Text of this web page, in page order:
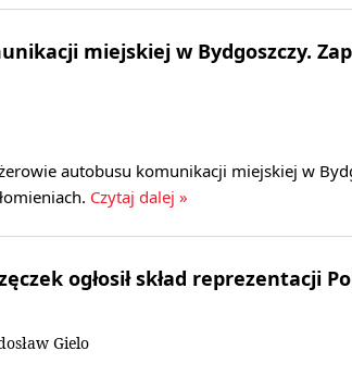
miejskiej w Bydgoszczy.
autobusu komunikacji miejskiej w
Czytaj dalej »
ogłosił skład reprezentacji
Gielo